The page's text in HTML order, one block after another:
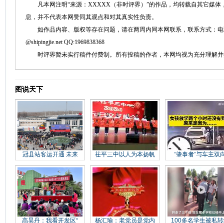
凡本网注明“来源：XXXXX（非时评界）”的作品，均转载自其它媒体
息，并不代表本网赞同其观点和对其真实性负责。
如作品内容、版权等存在问题，请在两周内同本网联系，联系方式：电
@shipingjie.net QQ:1969838368
时评界暂未实行稿件付费制。所有投稿的作者，本网均视为充分理解并
图说天下
冠县站客运开通 未来 茌平三中以人为本扬帆 “肇事者”与车主双
高昊丹：我看开发区“ 杨汇瑜：老党员是党内 100多名学生被私